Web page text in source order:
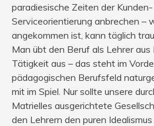
paradiesische Zeiten der Kunden-
Serviceorientierung anbrechen –
angekommen ist, kann täglich
Man übt den Beruf als Lehrer aus
Tätigkeit aus – das steht im
pädagogischen Berufsfeld
mit im Spiel. Nur sollte unsere
Matrielles ausgerichtete
den Lehrern den puren